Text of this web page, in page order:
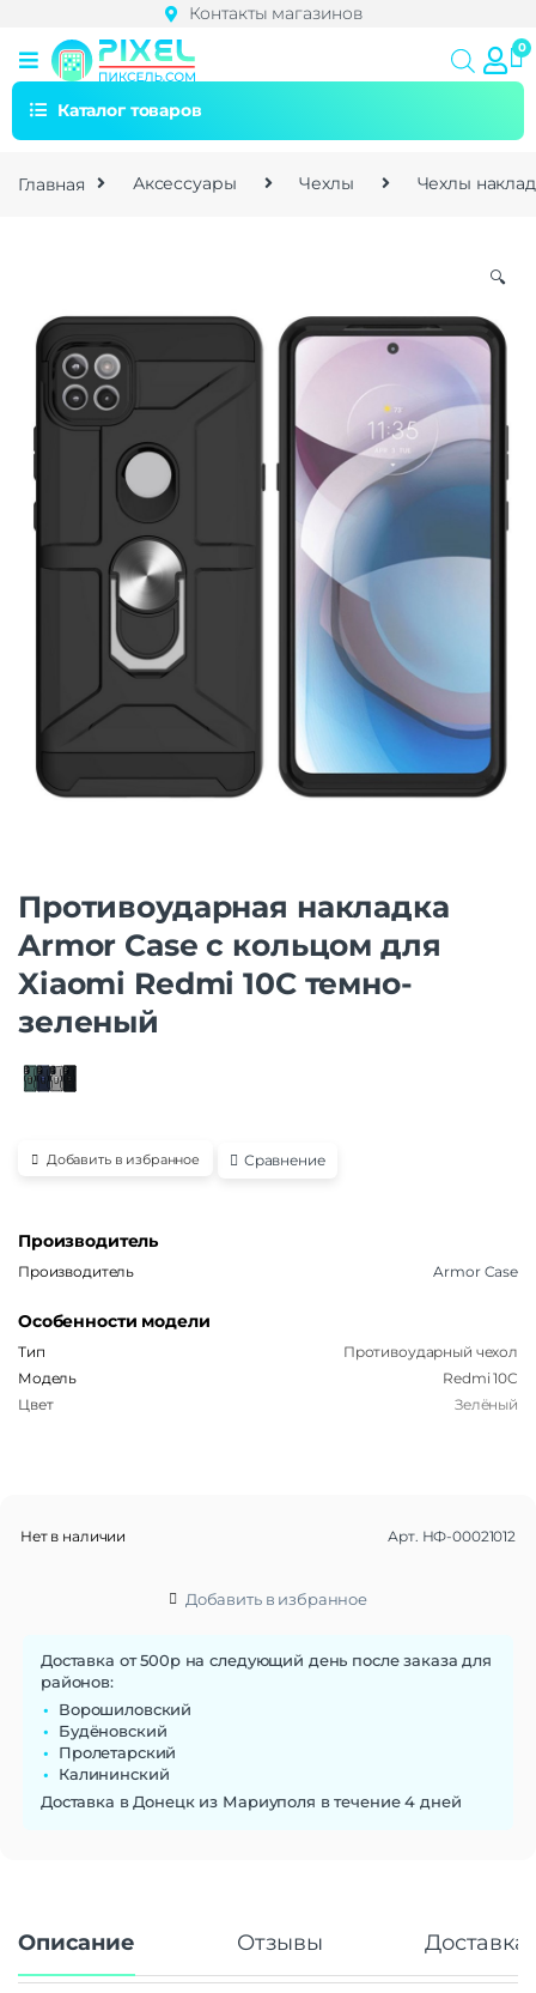
Контакты магазинов
Каталог товаров
Главная Аксессуары Чехлы Чехлы
🔍
Противоударная накладка
Armor Case с кольцом для
Xiaomi Redmi 10С темно-
зеленый
Добавить в избранное Сравнение
Производитель
Производитель Armor Case
Особенности модели
Тип
Противоударный чехол
Модель
Redmi 10C
Цвет
Зелёный
Нет в наличии Арт. НФ-00021012
Добавить в избранное
Доставка от 500р на следующий день после заказа для
районов:
Ворошиловский
Будёновский
Пролетарский
Калининский
Доставка в Донецк из Мариуполя в течение 4 дней
Описание Отзывы Доставка